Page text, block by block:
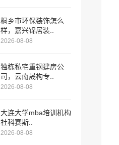
桐乡市环保装饰怎么
样，嘉兴锦居装..
2026-08-08
独栋私宅重钢建房公
司，云南晟构专..
2026-08-08
大连大学mba培训机构
社科赛斯..
2026-08-08